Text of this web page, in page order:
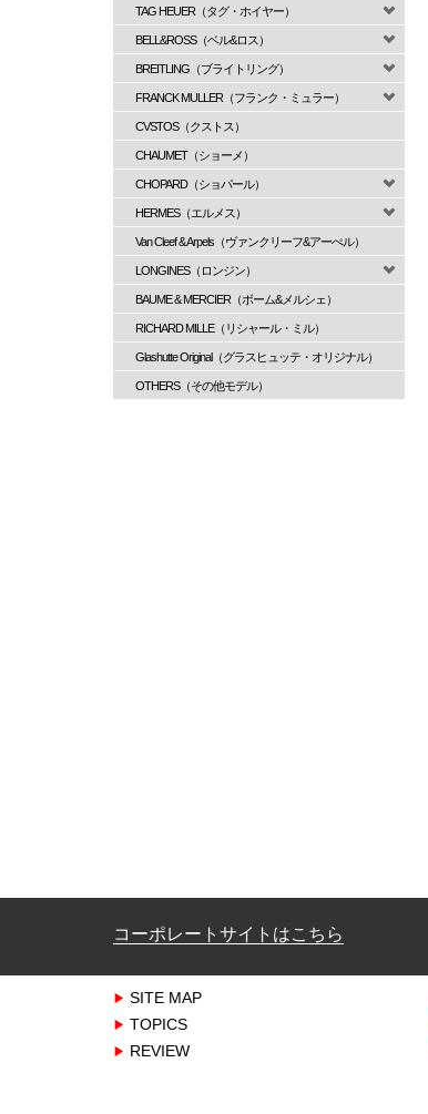
TAG HEUER（タグ・ホイヤー）
BELL&ROSS（ベル&ロス）
BREITLING（ブライトリング）
FRANCK MULLER（フランク・ミュラー）
CVSTOS（クストス）
CHAUMET（ショーメ）
CHOPARD（ショパール）
HERMES（エルメス）
Van Cleef & Arpels（ヴァンクリーフ&アーぺル）
LONGINES（ロンジン）
BAUME & MERCIER（ボーム&メルシェ）
RICHARD MILLE（リシャール・ミル）
Glashutte Original（グラスヒュッテ・オリジナル）
OTHERS（その他モデル）
コーポレートサイトはこちら
SITE MAP
TOPICS
REVIEW